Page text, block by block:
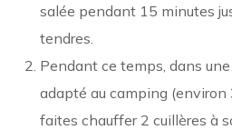
salée pendant 15 minutes
tendres.
Pendant ce temps, dans
adapté au camping (environ
faites chauffer 2 cuillères à